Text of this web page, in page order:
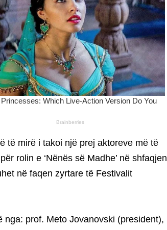
të mirë i takoi një prej aktoreve më të
rolin e ‘Nënës së Madhe’ në shfaqjen
në faqen zyrtare të Festivalit
prof. Meto Jovanovski (president),